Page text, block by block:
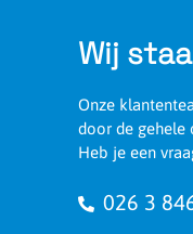
Wij
Onze
door de gehele
Heb je een
026 3